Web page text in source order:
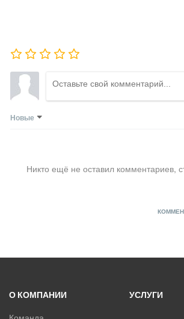
Новые
Никто ещё не оставил комментариев,
О КОМПАНИИ
УСЛУГИ